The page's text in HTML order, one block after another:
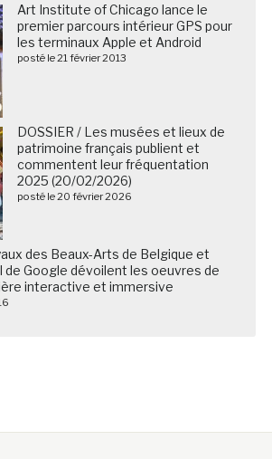
Art Institute of Chicago lance le
premier parcours intérieur GPS pour
les terminaux Apple et Android
posté le 21 février 2013
DOSSIER / Les musées et lieux de
patrimoine français publient et
commentent leur fréquentation
2025 (20/02/2026)
posté le 20 février 2026
des Beaux-Arts de Belgique et
de Google dévoilent les oeuvres de
interactive et immersive